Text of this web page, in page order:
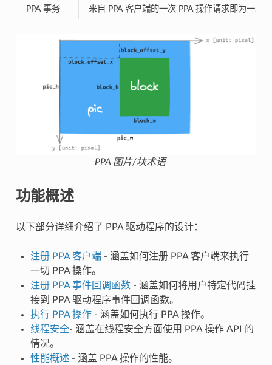
PPA 事务 来自 PPA 客户端的一次 PPA 操作请求即为一次
PPA 图片/块术语
功能概述
以下部分详细介绍了 PPA 驱动程序的设计：
注册 PPA 客户端- 涵盖如何注册 PPA 客户端来执行
一切 PPA 操作。
注册 PPA 事件回调函数- 涵盖如何将用户特定代码挂
接到 PPA 驱动程序事件回调函数。
执行 PPA 操作- 涵盖如何执行 PPA 操作。
线程安全- 涵盖在线程安全方面使用 PPA 操作 API 的
情况。
性能概述 - 涵盖 PPA 操作的性能。